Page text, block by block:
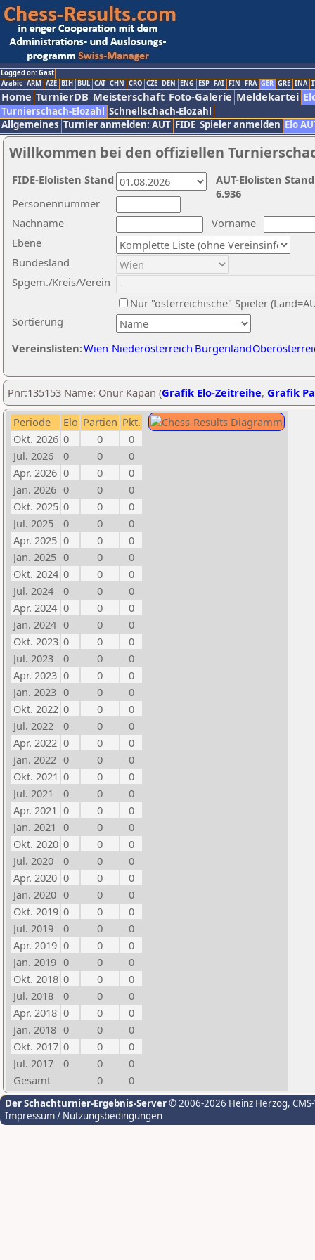
Logged on: Gast
Arabic ARM AZE BIH BUL CAT CHN CRO CZE DEN ENG ESP FAI FIN FRA GER GRE INA
Home TurnierDB Meisterschaft Foto-Galerie Meldekartei
Turnierschach-Elozahl Schnellschach-Elozahl
Allgemeines Turnier anmelden: AUT FIDE Spieler anmelden Elo
Willkommen bei den offiziellen
Nachname
Vorname
Ebene
Sortierung
Personennummer
Bundesland
Spgem./Kreis/Verein
Nur "österreichische" Spieler
Vereinslisten:Wien Niederösterreich Burgenland
AUT-Elolisten
6.936
FIDE-Elolisten Stand
Pnr:135153 Name: Onur Kapan (Grafik Elo-Zeitreihe, Grafik
Periode Elo Partien Pkt.
Okt. 2026 0 0
0
Jul. 2026
0 0
0
Apr. 2026 0 0
0
Jan. 2026 0 0
0
Okt. 2025 0 0
0
Jul. 2025
0 0
0
Apr. 2025 0 0
0
Jan. 2025 0 0
0
Okt. 2024 0 0
0
Jul. 2024
0 0
0
Apr. 2024 0 0
0
Jan. 2024 0 0
0
Okt. 2023 0 0
0
Jul. 2023
0 0
0
Apr. 2023 0 0
0
Jan. 2023 0 0
0
Okt. 2022 0 0
0
Jul. 2022
0 0
0
Apr. 2022 0 0
0
Jan. 2022 0 0
0
Okt. 2021 0 0
0
Jul. 2021
0 0
0
Apr. 2021 0 0
0
Jan. 2021 0 0
0
Okt. 2020 0 0
0
Jul. 2020
0 0
0
Apr. 2020 0 0
0
Jan. 2020 0 0
0
Okt. 2019 0 0
0
Jul. 2019
0 0
0
Apr. 2019 0 0
0
Jan. 2019 0 0
0
Okt. 2018 0 0
0
Jul. 2018
0 0
0
Apr. 2018 0 0
0
Jan. 2018 0 0
0
Okt. 2017 0 0
0
Jul. 2017
0 0
0
Gesamt
0 0
Der Schachturnier-Ergebnis-Server© 2006-2026 Heinz Herzog,
Impressum / Nutzungsbedingungen